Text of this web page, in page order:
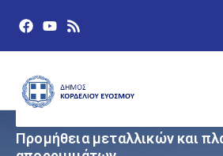
Προμήθεια μεταλλικών και